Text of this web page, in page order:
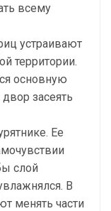
всему
устраивают
территории.
основную
засеять
Ее
слой
В
менять части